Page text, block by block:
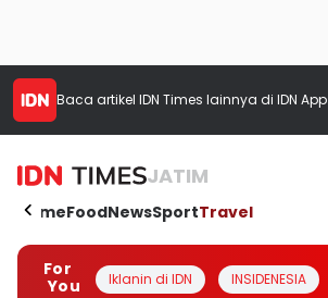
Baca artikel IDN Times lainnya di IDN App
JATIM
HomeFoodNewsSportTravel
For
You
Iklanin di IDN INSIDENESIA